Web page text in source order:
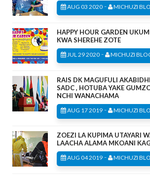
AUG 03 2020 - MICHUZI
HAPPY HOUR GARDEN
KWA SHEREHE ZOTE
JUL 29 2020 - MICHUZI
RAIS DK MAGUFULI
SADC , HOTUBA YAKE
NCHI WANACHAMA
AUG 17 2019 - MICHUZI
ZOEZI LA KUPIMA UTAYARI
LAACHA ALAMA MKOANI
AUG 04 2019 - MICHUZI